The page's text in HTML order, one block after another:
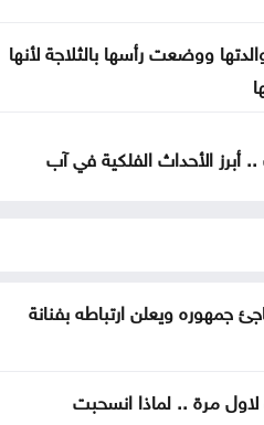
ارتباطه بفنانة مصرية
ووضعت رأسها بالثلاجة لأنها
أبرز الأحداث الفلكية في آب
جمهوره ويعلن ارتباطه بفنانة
مرة .. لماذا انسحبت